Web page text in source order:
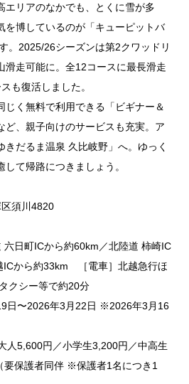
エリアのなかでも、とくに雪が多
を博しているのが「キューピットバ
。2025/26シーズンは第2クワッドリ
滑走可能に。全12コースに最長滑走
も復活しました。
じく無料で利用できる「ビギナー＆
ど、親子向けのサービスも充実。ア
きだるま温泉 久比岐野」へ。ゆっく
て帰路につきましょう。
須川4820
六日町ICから約60km／北陸道 柿崎IC
ICから約33km ［電車］北越急行ほ
クシー等で約20分
日〜2026年3月22日 ※2026年3月16
人5,600円／小学生3,200円／中高生
保護者同伴 ※保護者1名につき1